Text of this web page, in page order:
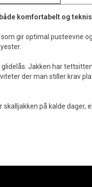
komfortabelt og
gir optimal pusteevne og
Jakken har
der man stiller krav
på kalde dager,